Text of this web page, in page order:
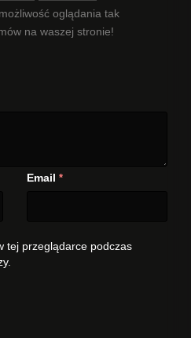
oglądania tak
na waszej stronie!
Email *
tej przeglądarce podczas